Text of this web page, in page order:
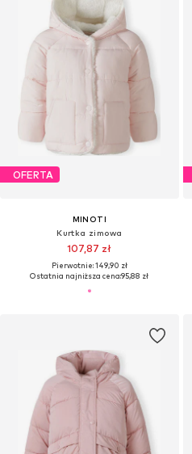
OFERTA
MINOTI
Kurtka zimowa
107,87 zł
Pierwotnie: 149,90 zł
Ostatnia najniższa cena:95,88 zł